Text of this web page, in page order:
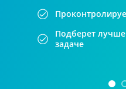
Подберет
задаче